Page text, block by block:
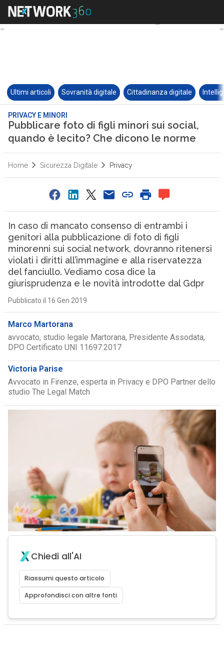
Ultimi articoli Sovranità digitale Cittadinanza digitale
PRIVACY E MINORI
Pubblicare foto di figli minori sui social,
quando è lecito? Che dicono le norme
Home Sicurezza Digitale Privacy
In caso di mancato consenso di entrambi i
genitori alla pubblicazione di foto di figli
minorenni sui social network, dovranno ritenersi
violati i diritti all’immagine e alla riservatezza
del fanciullo. Vediamo cosa dice la
giurisprudenza e le novità introdotte dal Gdpr
Pubblicato il 16 Gen 2019
Marco Martorana
avvocato, studio legale Martorana, Presidente Assodata,
DPO Certificato UNI 11697:2017
Victoria Parise
Avvocato in Firenze, esperta in Privacy e DPO Partner dello
studio The Legal Match
Chiedi all'AI
Riassumi questo articolo
Approfondisci con altre fonti